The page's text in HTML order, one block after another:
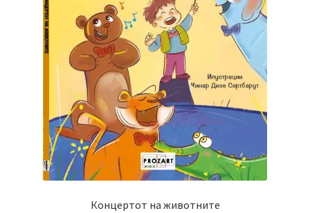
Концертот на животните